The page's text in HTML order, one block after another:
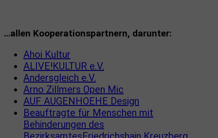
…allen Kooperationspartnern, darunter:
Ahoi Kultur
ALIVE!KULTUR e.V.
Andersgleich e.V.
Arno Zillmers Open Mic
AUF AUGENHOEHE Design
Beauftragte für Menschen mit
Behinderungen des